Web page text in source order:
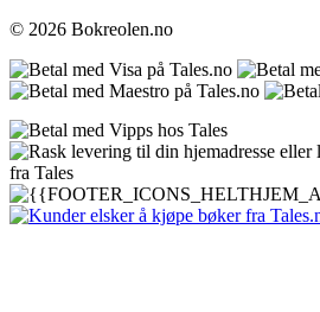
© 2026 Bokreolen.no